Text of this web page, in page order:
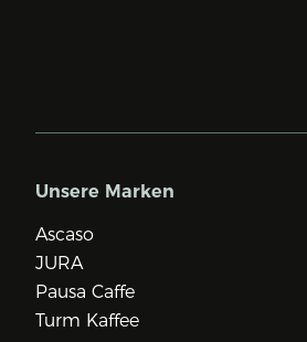
Unsere Marken
Ascaso
JURA
Pausa Caffe
Turm Kaffee